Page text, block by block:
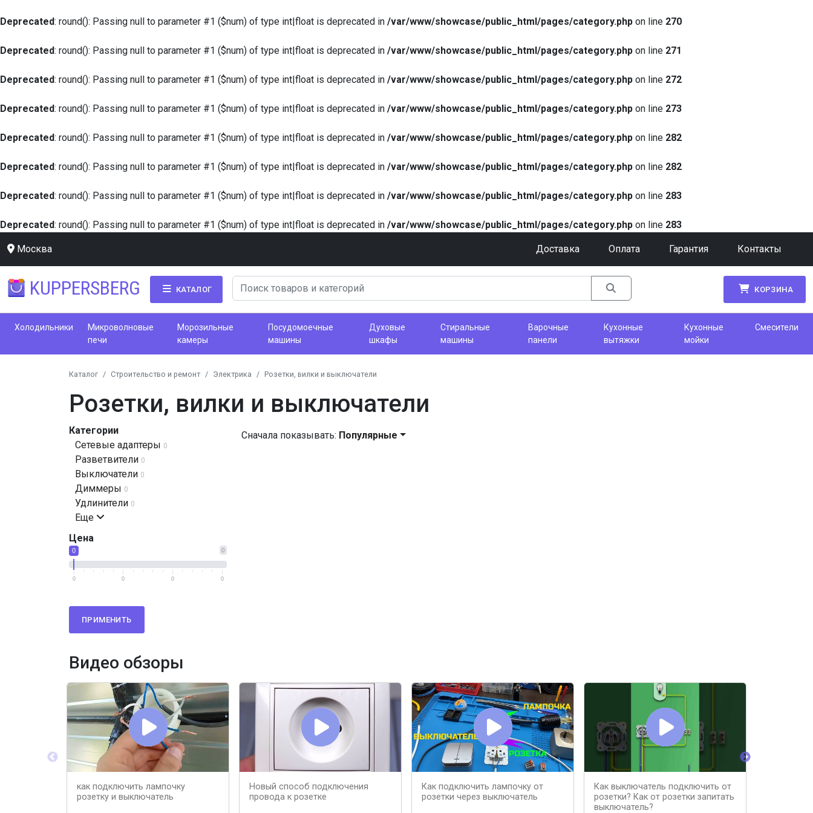
Deprecated: round(): Passing null to parameter #1 ($num) of type int|float is deprecated in /var/www/showcase/public_html/pages/category.php on line 270
Deprecated: round(): Passing null to parameter #1 ($num) of type int|float is deprecated in /var/www/showcase/public_html/pages/category.php on line 271
Deprecated: round(): Passing null to parameter #1 ($num) of type int|float is deprecated in /var/www/showcase/public_html/pages/category.php on line 272
Deprecated: round(): Passing null to parameter #1 ($num) of type int|float is deprecated in /var/www/showcase/public_html/pages/category.php on line 273
Deprecated: round(): Passing null to parameter #1 ($num) of type int|float is deprecated in /var/www/showcase/public_html/pages/category.php on line 282
Deprecated: round(): Passing null to parameter #1 ($num) of type int|float is deprecated in /var/www/showcase/public_html/pages/category.php on line 282
Deprecated: round(): Passing null to parameter #1 ($num) of type int|float is deprecated in /var/www/showcase/public_html/pages/category.php on line 283
Deprecated: round(): Passing null to parameter #1 ($num) of type int|float is deprecated in /var/www/showcase/public_html/pages/category.php on line 283
Москва Доставка Оплата Гарантия Контакты
KUPPERSBERG КАТАЛОГ КОРЗИНА
Холодильники
Микроволновые
печи
Морозильные
камеры
Посудомоечные
машины
Духовые
шкафы
Стиральные
машины
Варочные
панели
Кухонные
вытяжки
Кухонные
мойки
Смесители
Каталог Строительство и ремонт Электрика Розетки, вилки и выключатели
Розетки, вилки и выключатели
Категории
Сетевые адаптеры 0
Разветвители 0
Выключатели 0
Диммеры 0
Удлинители 0
Еще
Цена
0
0
0 0 0 0
ПРИМЕНИТЬ
Сначала показывать: Популярные
Видео обзоры
как подключить лампочку
розетку и выключатель
Новый способ подключения
провода к розетке
Как подключить лампочку от
розетки через выключатель
Как выключатель подключить от
розетки? Как от розетки запитать
выключатель?